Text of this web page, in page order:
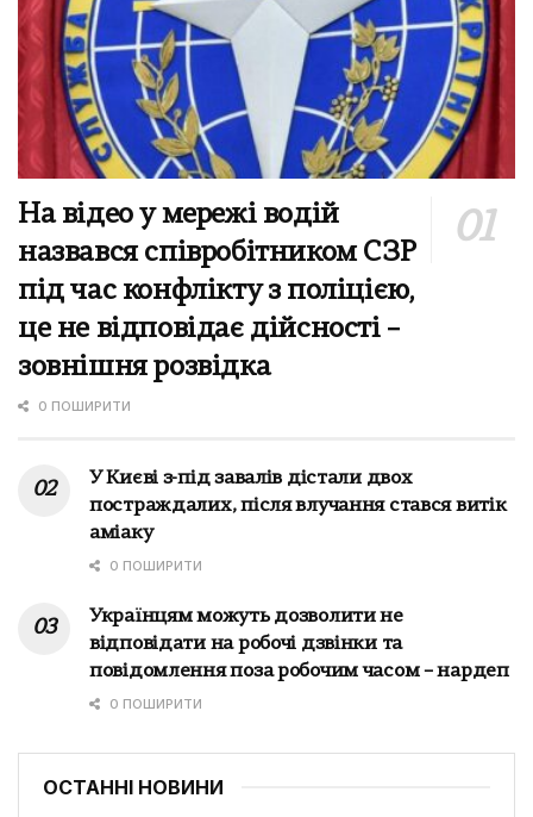
На відео у мережі водій
назвався співробітником СЗР
під час конфлікту з поліцією,
це не відповідає дійсності –
зовнішня розвідка
0 ПОШИРИТИ
У Києві з-під завалів дістали двох
постраждалих, після влучання стався витік
аміаку
0 ПОШИРИТИ
Українцям можуть дозволити не
відповідати на робочі дзвінки та
повідомлення поза робочим часом – нардеп
0 ПОШИРИТИ
ОСТАННІ НОВИНИ